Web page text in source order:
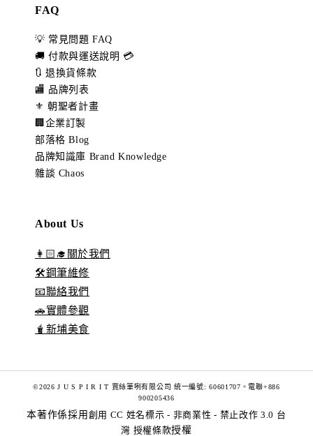
FAQ
💡 常見問題 FAQ
🚚 付款與運送說明 💳
🔃 退換貨條款
🏬 品牌列表
⚜️ 朝聖者計畫
🏢企業訂製
部落格 Blog
品牌知識庫 Brand Knowledge
雜談 Chaos
About Us
👩🏻‍🎓關於我們
🛠️鋼筆維修
📧聯絡我們
🚗實體參觀
🧋新埔美食
©2026 J U S P I R I T 賈絲筆咧有限公司 統一編號: 60601707。電聯+886
900205436
本著作係採用 創用 CC 姓名標示 - 非商業性 - 禁止改作 3.0 台
灣 授權條款授權